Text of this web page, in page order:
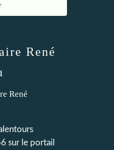
René
sur le portail